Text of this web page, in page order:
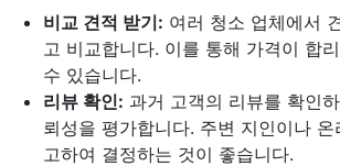
비교 견적 받기: 여러 청소 업체에서
고 비교합니다. 이를 통해 가격이 합
수 있습니다.
리뷰 확인: 과거 고객의 리뷰를 확인
뢰성을 평가합니다. 주변 지인이나
고하여 결정하는 것이 좋습니다.